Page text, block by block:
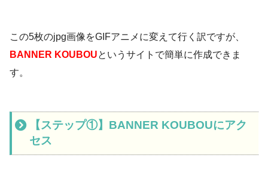
この5枚のjpg画像をGIFアニメに変えて行く訳ですが、
BANNER KOUBOUというサイトで簡単に作成できま
す。
【ステップ①】BANNER KOUBOUにアク
セス